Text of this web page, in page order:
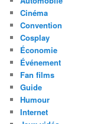
Cinéma
Convention
Cosplay
Économie
Événement
Fan films
Guide
Humour
Internet